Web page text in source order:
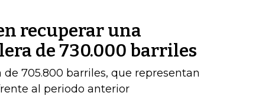
recuperar una
de 730.000 barriles
705.800 barriles, que representan
al periodo anterior